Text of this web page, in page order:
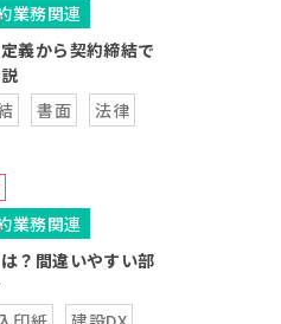
業務関連
義から契約締結で
書面 法律
業務関連
？間違いやすい部